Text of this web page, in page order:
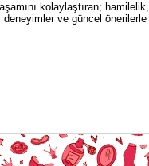
kolaylaştıran;
ve güncel